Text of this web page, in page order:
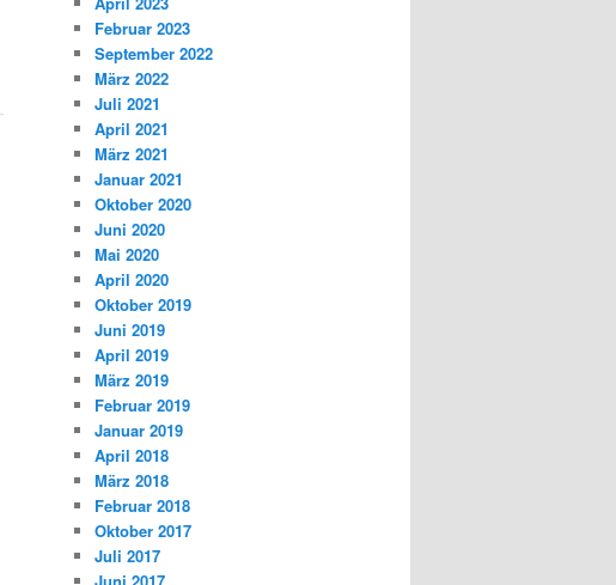
Februar 2023
September 2022
März 2022
Juli 2021
April 2021
März 2021
Januar 2021
Oktober 2020
Juni 2020
Mai 2020
April 2020
Oktober 2019
Juni 2019
April 2019
März 2019
Februar 2019
Januar 2019
April 2018
März 2018
Februar 2018
Oktober 2017
Juli 2017